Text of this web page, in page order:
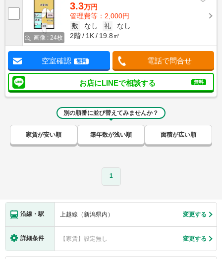
画像 : 24枚
3.3万円
管理費等：2,000円
敷
なし 礼
なし
2階
1K 19.8㎡
空室確認 無料 電話で問合せ
お店にLINEで相談する 無料
別の順番に並び替えてみませんか？
家賃が安い順 築年数が浅い順 面積が広い順
1
沿線・駅 上越線（新潟県内） 変更する
詳細条件 【家賃】設定無し 変更する